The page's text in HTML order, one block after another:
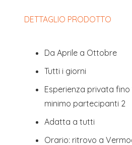
DETTAGLIO PRODOTTO
Da Aprile a Ottobre
Tutti i giorni
Esperienza privata fino
minimo partecipanti 2
Adatta a tutti
Orario: ritrovo a